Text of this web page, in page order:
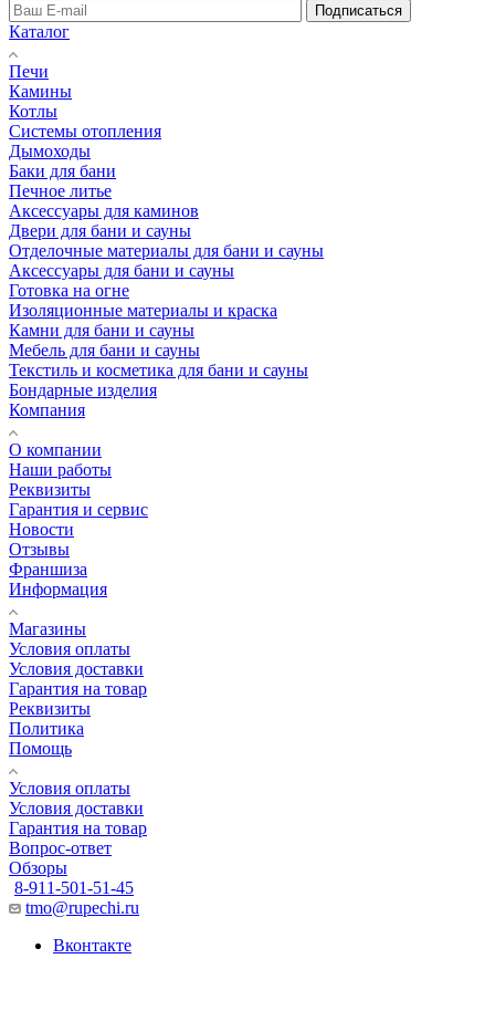
Подписаться
Каталог
Печи
Камины
Котлы
Системы отопления
Дымоходы
Баки для бани
Печное литье
Аксессуары для каминов
Двери для бани и сауны
Отделочные материалы для бани и сауны
Аксессуары для бани и сауны
Готовка на огне
Изоляционные материалы и краска
Камни для бани и сауны
Мебель для бани и сауны
Текстиль и косметика для бани и сауны
Бондарные изделия
Компания
О компании
Наши работы
Реквизиты
Гарантия и сервис
Новости
Отзывы
Франшиза
Информация
Магазины
Условия оплаты
Условия доставки
Гарантия на товар
Реквизиты
Политика
Помощь
Условия оплаты
Условия доставки
Гарантия на товар
Вопрос-ответ
Обзоры
8-911-501-51-45
tmo@rupechi.ru
Вконтакте